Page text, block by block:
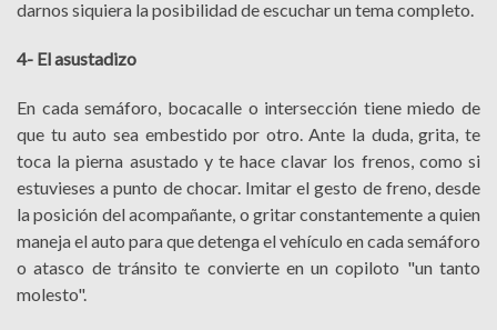
darnos siquiera la posibilidad de escuchar un tema completo.
4- El asustadizo
En cada semáforo, bocacalle o intersección tiene miedo de
que tu auto sea embestido por otro. Ante la duda, grita, te
toca la pierna asustado y te hace clavar los frenos, como si
estuvieses a punto de chocar. Imitar el gesto de freno, desde
la posición del acompañante, o gritar constantemente a quien
maneja el auto para que detenga el vehículo en cada semáforo
o atasco de tránsito te convierte en un copiloto "un tanto
molesto".